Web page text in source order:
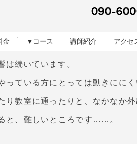
金 ▼コース 講師紹介 アクセ
は続いています。
ている方にとっては動きににく
教室に通ったりと、なかなか外
と、難しいところです……。